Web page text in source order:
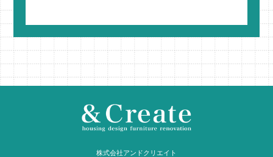
株式会社アンドクリエイト